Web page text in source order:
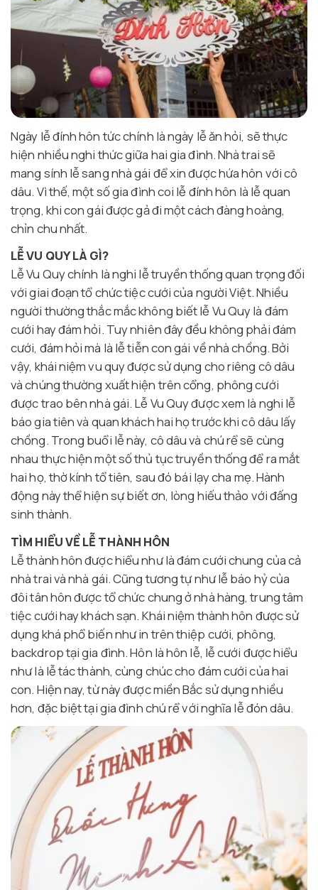
Ngày lễ đính hôn tức chính là ngày lễ ăn hỏi, sẽ thực
hiện nhiều nghi thức giữa hai gia đình. Nhà trai sẽ
mang sính lễ sang nhà gái để xin được hứa hôn với cô
dâu. Vì thế, một số gia đình coi lễ đính hôn là lễ quan
trọng, khi con gái được gả đi một cách đàng hoàng,
chỉn chu nhất.
LỄ VU QUY LÀ GÌ?
Lễ Vu Quy chính là nghi lễ truyền thống quan trọng đối
với giai đoạn tổ chức tiệc cưới của người Việt. Nhiều
người thường thắc mắc không biết lễ Vu Quy là đám
cưới hay đám hỏi. Tuy nhiên đây đều không phải đám
cưới, đám hỏi mà là lễ tiễn con gái về nhà chồng. Bởi
vậy, khái niệm vu quy được sử dụng cho riêng cô dâu
và chúng thường xuất hiện trên cổng, phông cưới
được trao bên nhà gái. Lễ Vu Quy được xem là nghi lễ
báo gia tiên và quan khách hai họ trước khi cô dâu lấy
chồng. Trong buổi lễ này, cô dâu và chú rể sẽ cùng
nhau thực hiện một số thủ tục truyền thống để ra mắt
hai họ, thờ kính tổ tiên, sau đó bái lạy cha mẹ. Hành
động này thể hiện sự biết ơn, lòng hiếu thảo với đấng
sinh thành.
TÌM HIỂU VỀ LỄ THÀNH HÔN
Lễ thành hôn được hiểu như là đám cưới chung của cả
nhà trai và nhà gái. Cũng tương tự như lễ báo hỷ của
đôi tân hôn được tổ chức chung ở nhà hàng, trung tâm
tiệc cưới hay khách sạn. Khái niệm thành hôn được sử
dụng khá phổ biến như in trên thiệp cưới, phông,
backdrop tại gia đình. Hôn là hôn lễ, lễ cưới được hiểu
như là lễ tác thành, cùng chúc cho đám cưới của hai
con. Hiện nay, từ này được miền Bắc sử dụng nhiều
hơn, đặc biệt tại gia đình chú rể với nghĩa lễ đón dâu.